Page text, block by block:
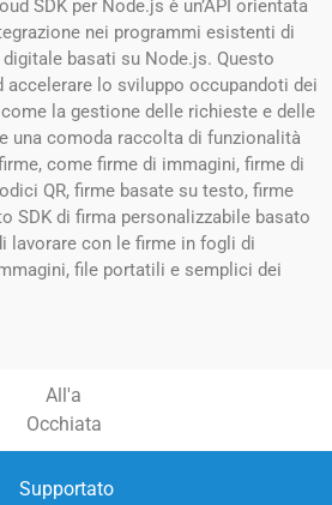
SDK per Node.js è un’API orientata
nei programmi esistenti di
basati su Node.js. Questo
accelerare lo sviluppo occupandoti dei
la gestione delle richieste e delle
una comoda raccolta di funzionalità
come firme di immagini, firme di
QR, firme basate su testo, firme
SDK di firma personalizzabile basato
lavorare con le firme in fogli di
file portatili e semplici dei
All'a
Occhiata
Supportato